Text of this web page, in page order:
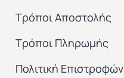
Τρόποι Αποστολής
Τρόποι Πληρωμής
Πολιτική Επιστροφών